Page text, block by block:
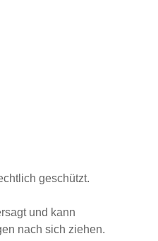
geschützt.
und kann
nach sich ziehen.